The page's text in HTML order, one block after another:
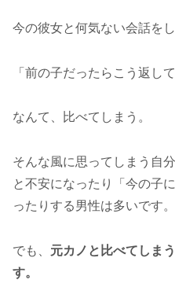
今の彼女と何気ない会話を
「前の子だったらこう返し
なんて、比べてしまう。
そんな風に思ってしまう自
と不安になったり「今の子
ったりする男性は多いです。
でも、 元カノと比べてしま
す。